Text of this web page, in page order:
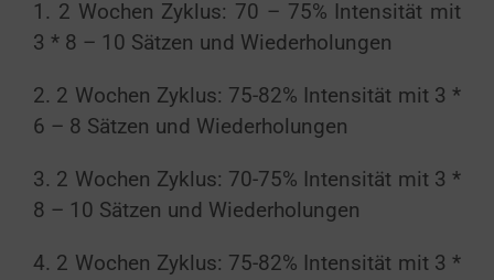
1. 2 Wochen Zyklus: 70 – 75% Intensität mit
3 * 8 – 10 Sätzen und Wiederholungen
2. 2 Wochen Zyklus: 75-82% Intensität mit 3 *
6 – 8 Sätzen und Wiederholungen
3. 2 Wochen Zyklus: 70-75% Intensität mit 3 *
8 – 10 Sätzen und Wiederholungen
4. 2 Wochen Zyklus: 75-82% Intensität mit 3 *